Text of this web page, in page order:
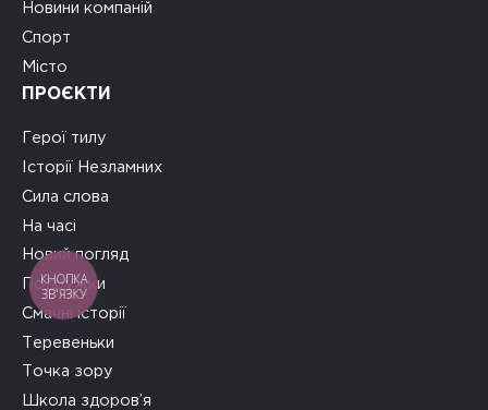
Новини компаній
Спорт
Місто
ПРОЄКТИ
Герої тилу
Історії Незламних
Сила слова
На часі
Новий погляд
Подружки
Смачні історії
Теревеньки
Точка зору
Школа здоров’я
КНОПКА
ЗВ'ЯЗКУ